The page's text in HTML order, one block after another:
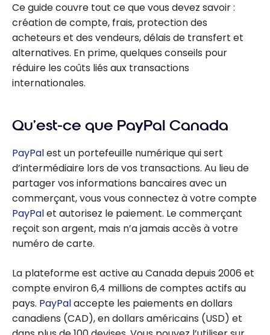
Ce guide couvre tout ce que vous devez savoir :
création de compte, frais, protection des
acheteurs et des vendeurs, délais de transfert et
alternatives. En prime, quelques conseils pour
réduire les coûts liés aux transactions
internationales.
Qu’est-ce que PayPal Canada
PayPalest un portefeuille numérique qui sert
d’intermédiaire lors de vos transactions. Au lieu de
partager vos informations bancaires avec un
commerçant, vous vous connectez à votre compte
PayPalet autorisez le paiement. Le commerçant
reçoit son argent, mais n’a jamais accès à votre
numéro de carte.
La plateforme est active au Canada depuis 2006 et
compte environ 6,4 millions de comptes actifs au
pays. PayPalaccepte les paiements en dollars
canadiens (CAD), en dollars américains (USD) et